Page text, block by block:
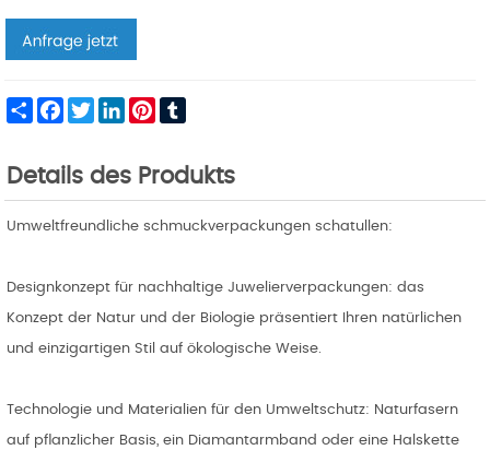
Share FacebookTwitterLinkedInPinterest
Details des Produkts
Umweltfreundliche schmuckverpackungen schatullen:
Designkonzept für nachhaltige Juwelierverpackungen: das
Konzept der Natur und der Biologie präsentiert Ihren natürlichen
und einzigartigen Stil auf ökologische Weise.
Technologie und Materialien für den Umweltschutz: Naturfasern
auf pflanzlicher Basis, ein Diamantarmband oder eine Halskette